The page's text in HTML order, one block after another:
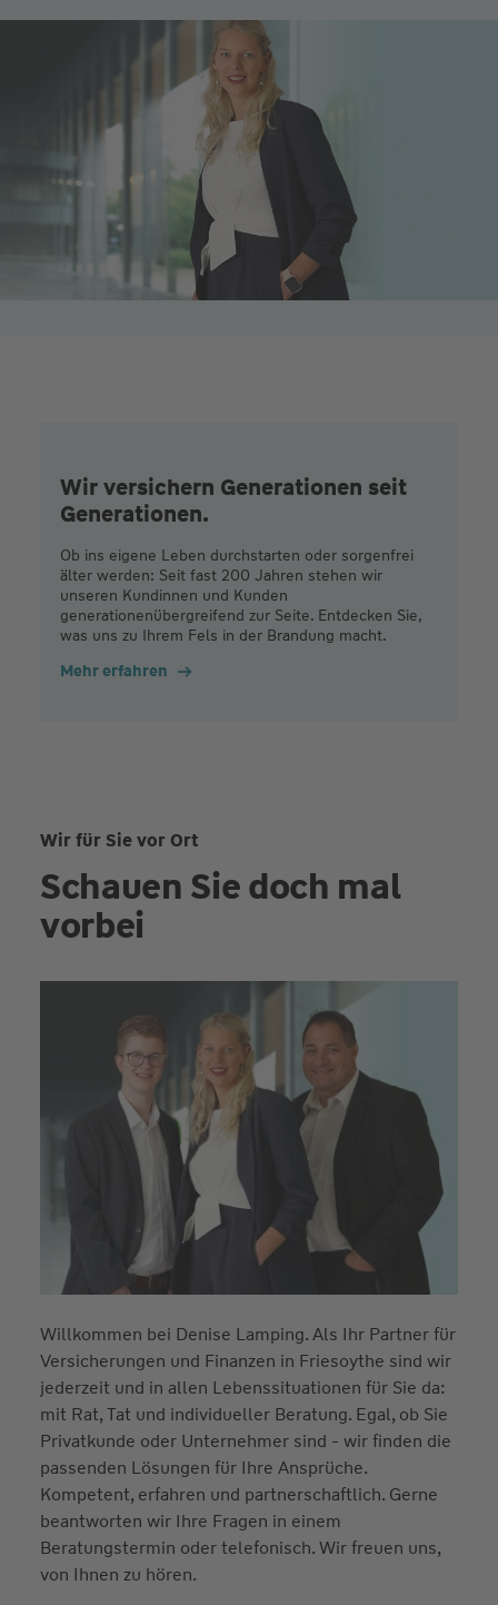
Wir versichern Generationen seit
Generationen.
Ob ins eigene Leben durchstarten oder sorgenfrei
älter werden: Seit fast 200 Jahren stehen wir
unseren Kundinnen und Kunden
generationenübergreifend zur Seite. Entdecken Sie,
was uns zu Ihrem Fels in der Brandung macht.
Mehr erfahren
Wir für Sie vor Ort
Schauen Sie doch mal
vorbei
Willkommen bei Denise Lamping. Als Ihr Partner für
Versicherungen und Finanzen in Friesoythe sind wir
jederzeit und in allen Lebenssituationen für Sie da:
mit Rat, Tat und individueller Beratung. Egal, ob Sie
Privatkunde oder Unternehmer sind - wir finden die
passenden Lösungen für Ihre Ansprüche.
Kompetent, erfahren und partnerschaftlich. Gerne
beantworten wir Ihre Fragen in einem
Beratungstermin oder telefonisch. Wir freuen uns,
von Ihnen zu hören.